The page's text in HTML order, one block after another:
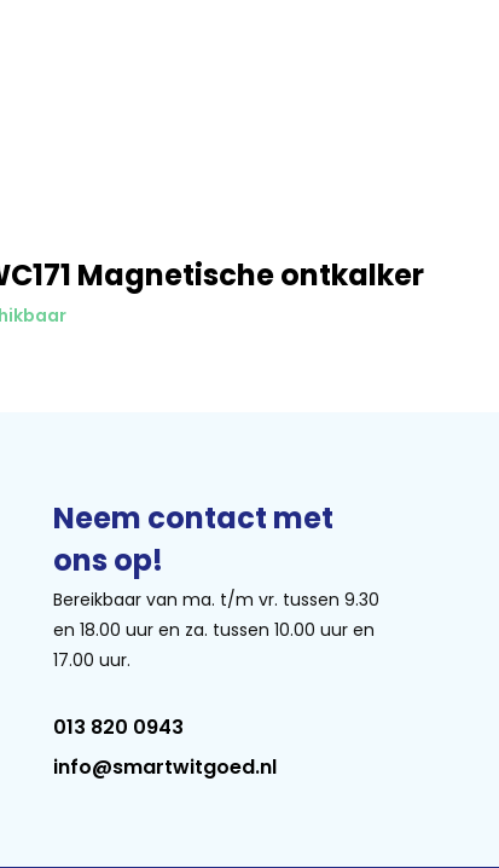
Magnetische ontkalker
Neem contact met
ons op!
Bereikbaar van ma. t/m vr. tussen 9.30
en 18.00 uur en za. tussen 10.00 uur en
17.00 uur.
013 820 0943
info@smartwitgoed.nl